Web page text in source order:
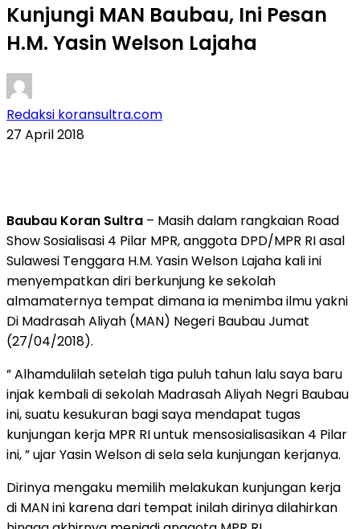
Kunjungi MAN Baubau, Ini Pesan
H.M. Yasin Welson Lajaha
Redaksi koransultra.com
27 April 2018
Baubau Koran Sultra – Masih dalam rangkaian Road
Show Sosialisasi 4 Pilar MPR, anggota DPD/MPR RI asal
Sulawesi Tenggara H.M. Yasin Welson Lajaha kali ini
menyempatkan diri berkunjung ke sekolah
almamaternya tempat dimana ia menimba ilmu yakni
Di Madrasah Aliyah (MAN) Negeri Baubau Jumat
(27/04/2018).
” Alhamdulilah setelah tiga puluh tahun lalu saya baru
injak kembali di sekolah Madrasah Aliyah Negri Baubau
ini, suatu kesukuran bagi saya mendapat tugas
kunjungan kerja MPR RI untuk mensosialisasikan 4 Pilar
ini, ” ujar Yasin Welson di sela sela kunjungan kerjanya.
Dirinya mengaku memilih melakukan kunjungan kerja
di MAN ini karena dari tempat inilah dirinya dilahirkan